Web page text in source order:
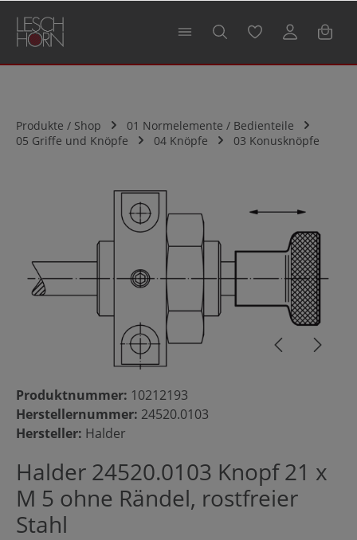
springen
Produkte / Shop
01 Normelemente / Bedienteile
05 Griffe und Knöpfe
04 Knöpfe 03 Konusknöpfe
Bildergalerie überspringen
Produktnummer: 10212193
Herstellernummer: 24520.0103
Hersteller: Halder
Halder 24520.0103 Knopf 21 x
M 5 ohne Rändel, rostfreier
Stahl